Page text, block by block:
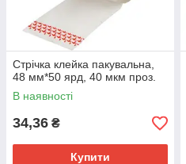
Стрічка клейка пакувальна,
48 мм*50 ярд, 40 мкм проз.
В наявності
34,36 ₴
Купити